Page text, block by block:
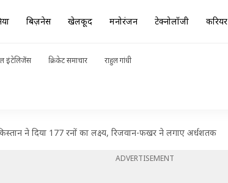
बिज़नेस खेलकूद मनोरंजन टेक्नोलॉजी करियर
इंटेलिजेंस क्रिकेट समाचार राहुल गांधी
ने दिया 177 रनों का लक्ष्य, रिजवान-फखर ने लगाए अर्धशतक
ADVERTISEMENT